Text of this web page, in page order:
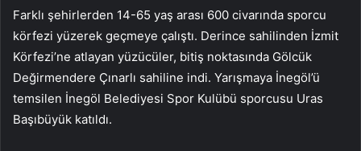
Farklı şehirlerden 14-65 yaş arası 600 civarında sporcu
körfezi yüzerek geçmeye çalıştı. Derince sahilinden İzmit
Körfezi’ne atlayan yüzücüler, bitiş noktasında Gölcük
Değirmendere Çınarlı sahiline indi. Yarışmaya İnegöl’ü
temsilen İnegöl Belediyesi Spor Kulübü sporcusu Uras
Başıbüyük katıldı.